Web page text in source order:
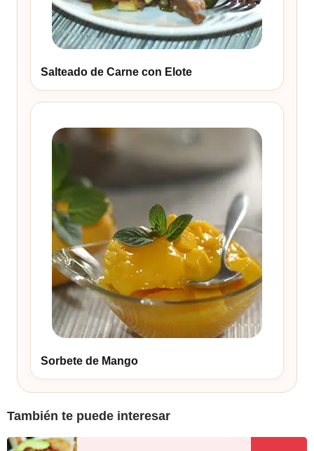
Salteado de Carne con Elote
Sorbete de Mango
También te puede interesar